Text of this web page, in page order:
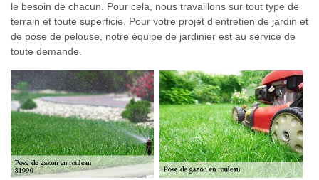
le besoin de chacun. Pour cela, nous travaillons sur tout type de
terrain et toute superficie. Pour votre projet d’entretien de jardin et
de pose de pelouse, notre équipe de jardinier est au service de
toute demande.